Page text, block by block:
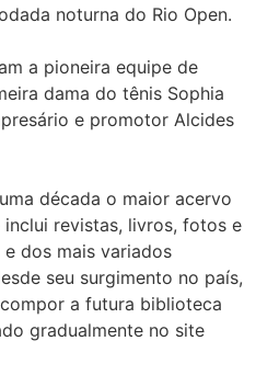
noturna do Rio Open.
a pioneira equipe de
dama do tênis Sophia
e promotor Alcides
década o maior acervo
revistas, livros, fotos e
dos mais variados
seu surgimento no país,
a futura biblioteca
gradualmente no site